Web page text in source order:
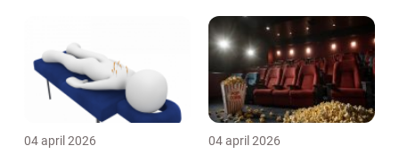
04 april 2026 04 april 2026